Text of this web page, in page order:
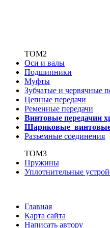
ТОМ2
Оси и валы
Подшипники
Муфты
Зубчатые и червячные
Цепные передачи
Ременные передачи
Винтовые передачии
Шариковые
Разъемные соединения
ТОМ3
Пружины
Уплотнительные
Главная
Карта сайта
Написать автору